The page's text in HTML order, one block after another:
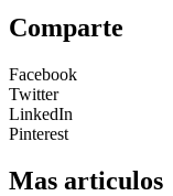
Comparte
Facebook
Twitter
LinkedIn
Pinterest
Mas articulos